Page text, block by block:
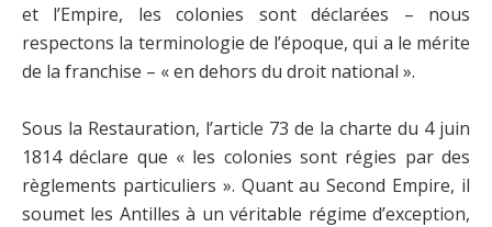
et l’Empire, les colonies sont déclarées – nous
respectons la terminologie de l’époque, qui a le mérite
de la franchise – « en dehors du droit national ».
Sous la Restauration, l’article 73 de la charte du 4 juin
1814 déclare que « les colonies sont régies par des
règlements particuliers ». Quant au Second Empire, il
soumet les Antilles à un véritable régime d’exception,